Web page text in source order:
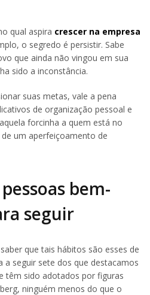
qual aspira crescer na empresa
o segredo é persistir. Sabe
que ainda não vingou em sua
sido a inconstância.
suas metas, vale a pena
de organização pessoal e
forcinha a quem está no
um aperfeiçoamento de
bem-
seguir
que tais hábitos são esses de
a seguir sete dos que destacamos
têm sido adotados por figuras
ninguém menos do que o